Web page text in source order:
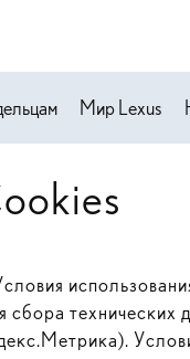
Мир Lexus
технических